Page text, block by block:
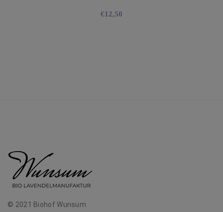
€12,50
© 2021 Biohof Wunsum